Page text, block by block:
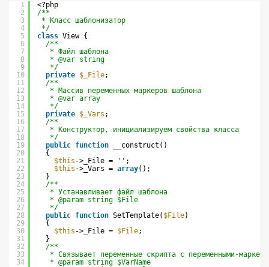
1
2
3
4
5
6
7
8
9
10
11
12
13
14
15
16
17
18
19
20
21
22
23
24
25
26
27
28
29
30
31
32
33
34
<?php
/**
* Класс шаблонизатор
*/
class View {
/**
* Файл шаблона
* @var string
*/
private $_File;
/**
* Массив переменных маркеров шаблона
* @var array
*/
private $_Vars ;
/**
* Конструктор, инициализируем свойства класса
*/
public function
__construct()
{
$this ->_File = '' ;
$this ->_Vars = array();
}
/**
* Устанавливает файл шаблона
* @param string $File
*/
public function SetTemplate( $File)
{
$this ->_File = $File;
}
/**
* Связывает переменные скрипта с переменными-
* @param string $VarName